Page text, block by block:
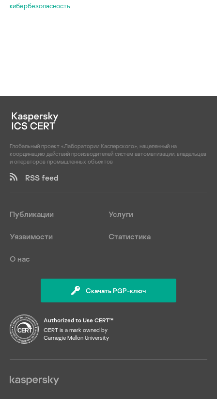
кибербезопасность
Глобальный проект «Лаборатории Касперского», нацеленный на
координацию действий производителей систем автоматизации, владельцев
и операторов промышленных объектов
RSS feed
Публикации Услуги
Уязвимости Статистика
О нас
Скачать PGP-ключ
Authorized to Use CERT™
CERT is a mark owned by
Carnegie Mellon University